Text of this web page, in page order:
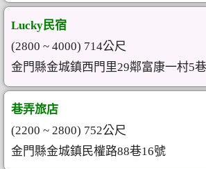
Lucky民宿
(2800 ~ 4000) 714公尺
金門縣金城鎮西門里29鄰富康一村5
巷弄旅店
(2200 ~ 2800) 752公尺
金門縣金城鎮民權路88巷16號